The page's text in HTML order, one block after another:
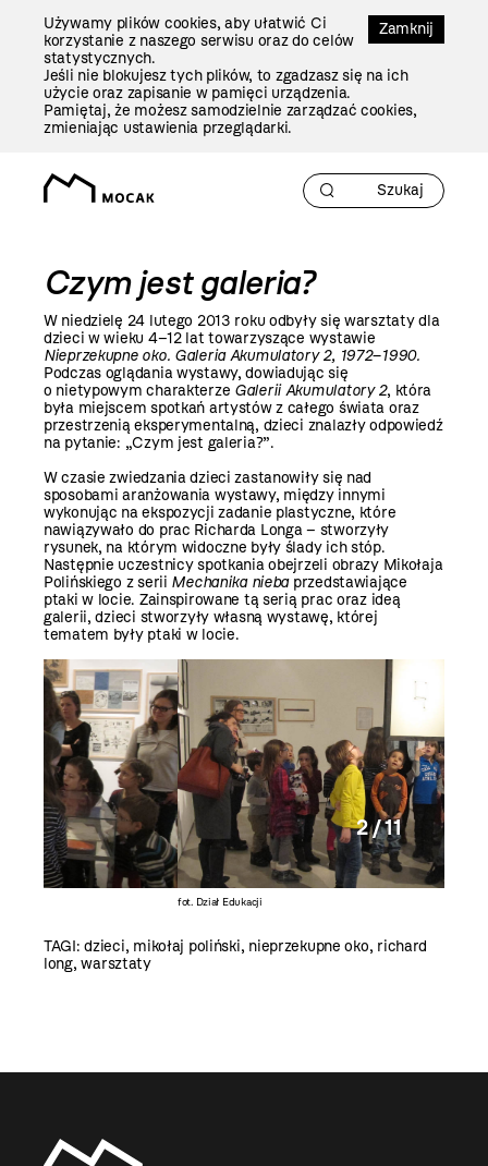
Zamknij
Używamy plików cookies, aby ułatwić Ci
korzystanie z naszego serwisu oraz do celów
statystycznych.
Jeśli nie blokujesz tych plików, to zgadzasz się na ich
użycie oraz zapisanie w pamięci urządzenia.
Pamiętaj, że możesz samodzielnie zarządzać cookies,
zmieniając ustawienia przeglądarki.
Czym jest galeria?
W niedzielę 24 lutego 2013 rokuodbyły się warsztaty dla
dzieci w wieku 4–12 lat towarzyszące wystawie
Nieprzekupne oko. Galeria Akumulatory 2, 1972–1990.
Podczas oglądania wystawy, dowiadując się
o nietypowym charakterze Galerii Akumulatory 2, która
była miejscem spotkań artystów z całego świata oraz
przestrzenią eksperymentalną, dzieci znalazły odpowiedź
na pytanie: „Czym jest galeria?”.
W czasie zwiedzania dzieci zastanowiły się nad
sposobami aranżowania wystawy, między innymi
wykonując na ekspozycji zadanie plastyczne, które
nawiązywało do prac Richarda Longa – stworzyły
rysunek, na którym widoczne były ślady ich stóp.
Następnie uczestnicy spotkania obejrzeli obrazy Mikołaja
Polińskiego z serii Mechanika niebaprzedstawiające
ptaki w locie. Zainspirowane tą serią prac oraz ideą
galerii, dzieci stworzyły własną wystawę, której
tematem były ptaki w locie.
2 / 11
TAGI:dzieci, mikołaj poliński, nieprzekupne oko, richard
long,warsztaty